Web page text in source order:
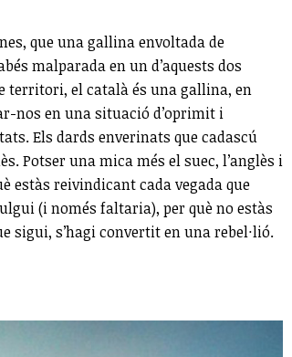
que una gallina envoltada de
malparada en un d’aquests dos
territori, el català és una gallina, en
nos en una situació d’oprimit i
Els dards enverinats que cadascú
Potser una mica més el suec, l’anglès i
estàs reivindicant cada vegada que
(i només faltaria), per què no estàs
sigui, s’hagi convertit en una rebel·lió.